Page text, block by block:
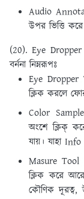
Audio
উপর ভিত্তি
(20). Eye
বর্ননা নিম্নরূপঃ
Eye
ক্লিক করলে
Color
অংশে ক্লিক্
যায়। যাহা
Masure Tool
ক্লিক করে
কৌণিক দূরত্ব,